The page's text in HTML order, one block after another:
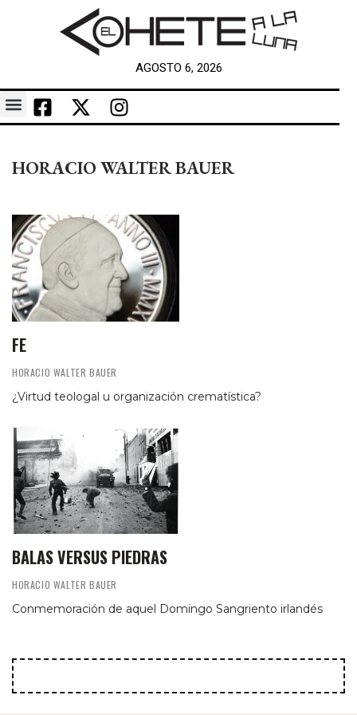
AGOSTO 6, 2026
HORACIO WALTER BAUER
FE
HORACIO WALTER BAUER
¿Virtud teologal u organización crematística?
BALAS VERSUS PIEDRAS
HORACIO WALTER BAUER
Conmemoración de aquel Domingo Sangriento irlandés